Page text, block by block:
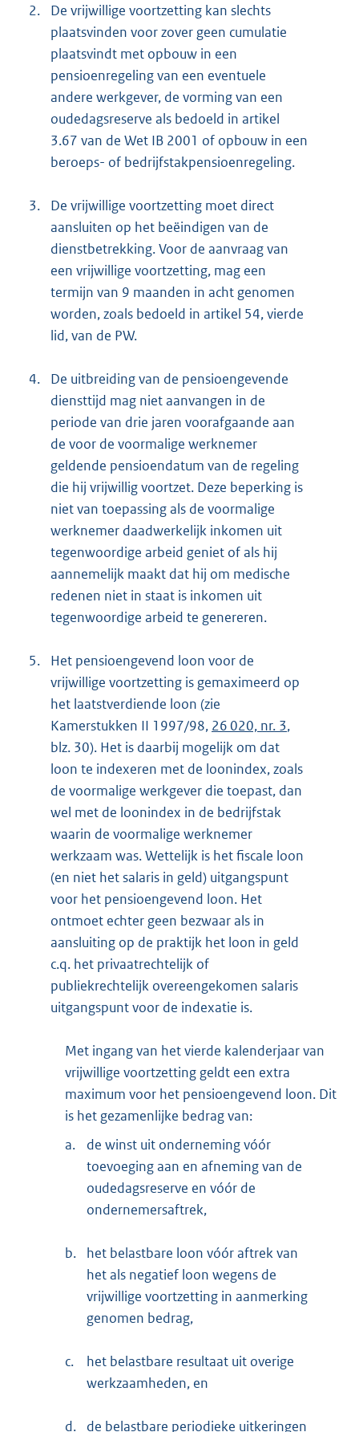
2.
De vrijwillige voortzetting kan slechts
plaatsvinden voor zover geen cumulatie
plaatsvindt met opbouw in een
pensioenregeling van een eventuele
andere werkgever, de vorming van een
oudedagsreserve als bedoeld in artikel
3.67 van de Wet IB 2001 of opbouw in een
beroeps- of bedrijfstakpensioenregeling.
3.
De vrijwillige voortzetting moet direct
aansluiten op het beëindigen van de
dienstbetrekking. Voor de aanvraag van
een vrijwillige voortzetting, mag een
termijn van 9 maanden in acht genomen
worden, zoals bedoeld in artikel 54, vierde
lid, van de PW.
4.
De uitbreiding van de pensioengevende
diensttijd mag niet aanvangen in de
periode van drie jaren voorafgaande aan
de voor de voormalige werknemer
geldende pensioendatum van de regeling
die hij vrijwillig voortzet. Deze beperking is
niet van toepassing als de voormalige
werknemer daadwerkelijk inkomen uit
tegenwoordige arbeid geniet of als hij
aannemelijk maakt dat hij om medische
redenen niet in staat is inkomen uit
tegenwoordige arbeid te genereren.
5.
Het pensioengevend loon voor de
vrijwillige voortzetting is gemaximeerd op
het laatstverdiende loon (zie
Kamerstukken II 1997/98, 26 020, nr. 3,
blz. 30). Het is daarbij mogelijk om dat
loon te indexeren met de loonindex, zoals
de voormalige werkgever die toepast, dan
wel met de loonindex in de bedrijfstak
waarin de voormalige werknemer
werkzaam was. Wettelijk is het fiscale loon
(en niet het salaris in geld) uitgangspunt
voor het pensioengevend loon. Het
ontmoet echter geen bezwaar als in
aansluiting op de praktijk het loon in geld
c.q. het privaatrechtelijk of
publiekrechtelijk overeengekomen salaris
uitgangspunt voor de indexatie is.
Met ingang van het vierde kalenderjaar van
vrijwillige voortzetting geldt een extra
maximum voor het pensioengevend loon. Dit
is het gezamenlijke bedrag van:
a.
de winst uit onderneming vóór
toevoeging aan en afneming van de
oudedagsreserve en vóór de
ondernemersaftrek,
b.
het belastbare loon vóór aftrek van
het als negatief loon wegens de
vrijwillige voortzetting in aanmerking
genomen bedrag,
c.
het belastbare resultaat uit overige
werkzaamheden, en
d. de belastbare periodieke uitkeringen